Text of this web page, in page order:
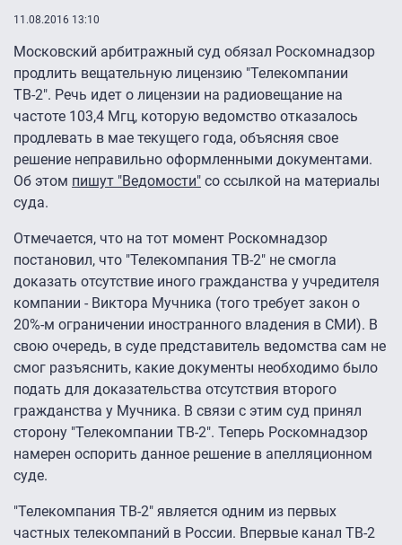
11.08.2016 13:10
Московский арбитражный суд обязал Роскомнадзор
продлить вещательную лицензию "Телекомпании
ТВ-2". Речь идет о лицензии на радиовещание на
частоте 103,4 Мгц, которую ведомство отказалось
продлевать в мае текущего года, объясняя свое
решение неправильно оформленными документами.
Об этом пишут "Ведомости" со ссылкой на материалы
суда.
Отмечается, что на тот момент Роскомнадзор
постановил, что "Телекомпания ТВ-2" не смогла
доказать отсутствие иного гражданства у учредителя
компании - Виктора Мучника (того требует закон о
20%-м ограничении иностранного владения в СМИ). В
свою очередь, в суде представитель ведомства сам не
смог разъяснить, какие документы необходимо было
подать для доказательства отсутствия второго
гражданства у Мучника. В связи с этим суд принял
сторону "Телекомпании ТВ-2". Теперь Роскомнадзор
намерен оспорить данное решение в апелляционном
суде.
"Телекомпания ТВ-2" является одним из первых
частных телекомпаний в России. Впервые канал ТВ-2